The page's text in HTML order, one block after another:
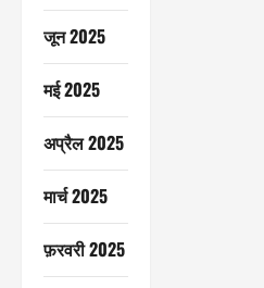
जून 2025
मई 2025
अप्रैल 2025
मार्च 2025
फ़रवरी 2025